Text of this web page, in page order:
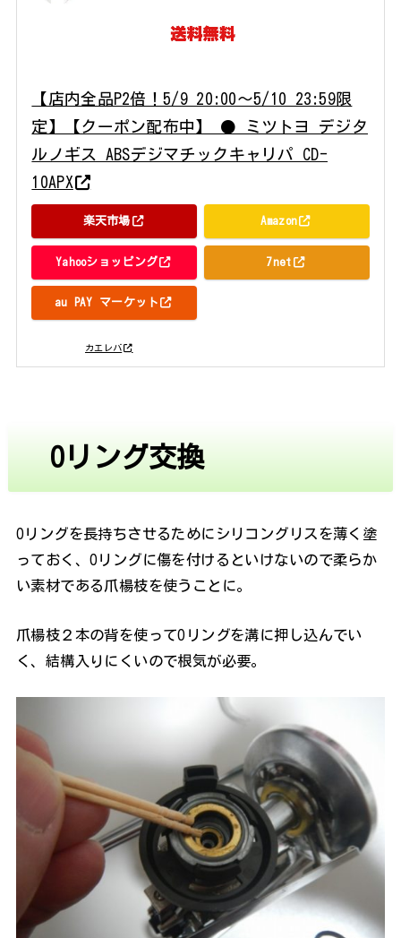
【店内全品P2倍！5/9 20:00〜5/10 23:59限
定】【クーポン配布中】 ● ミツトヨ デジタ
ルノギス ABSデジマチックキャリパ CD-
10APX
カエレバ
楽天市場 Amazon
Yahooショッピング 7net
au PAY マーケット
Oリング交換
Oリングを長持ちさせるためにシリコングリスを薄く塗
っておく、Oリングに傷を付けるといけないので柔らか
い素材である爪楊枝を使うことに。
爪楊枝２本の背を使ってOリングを溝に押し込んでい
く、結構入りにくいので根気が必要。